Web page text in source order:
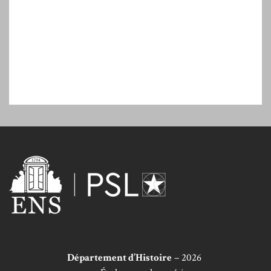
Département d’Histoire – 2026